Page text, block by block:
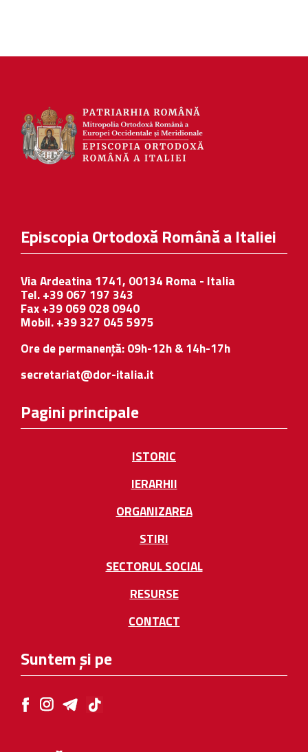
Episcopia Ortodoxă Română a Italiei
Via Ardeatina 1741, 00134 Roma - Italia
Tel. +39 067 197 343
Fax +39 069 028 0940
Mobil. +39 327 045 5975
Ore de permanență: 09h-12h & 14h-17h
secretariat@dor-italia.it
Pagini principale
ISTORIC
IERARHII
ORGANIZAREA
STIRI
SECTORUL SOCIAL
RESURSE
CONTACT
Suntem și pe